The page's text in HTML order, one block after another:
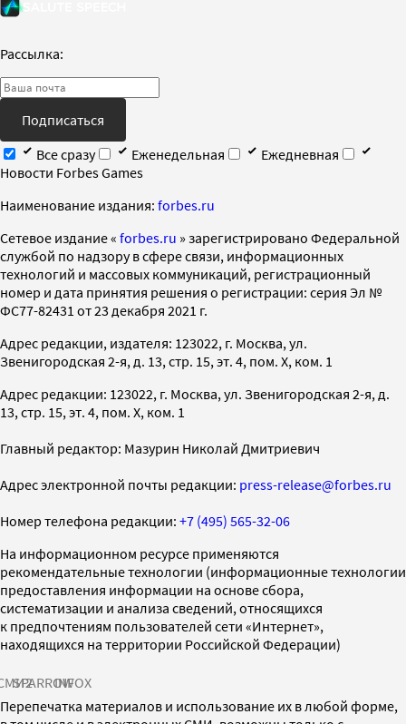
Рассылка:
Подписаться
Все сразу
Еженедельная
Ежедневная
Новости Forbes Games
Наименование издания: forbes.ru
Cетевое издание « forbes.ru » зарегистрировано Федеральной
службой по надзору в сфере связи, информационных
технологий и массовых коммуникаций, регистрационный
номер и дата принятия решения о регистрации: серия Эл №
ФС77-82431 от 23 декабря 2021 г.
Адрес редакции, издателя: 123022, г. Москва, ул.
Звенигородская 2-я, д. 13, стр. 15, эт. 4, пом. X, ком. 1
Адрес редакции: 123022, г. Москва, ул. Звенигородская 2-я, д.
13, стр. 15, эт. 4, пом. X, ком. 1
Главный редактор: Мазурин Николай Дмитриевич
Адрес электронной почты редакции: press-release@forbes.ru
Номер телефона редакции: +7 (495) 565-32-06
На информационном ресурсе применяются
рекомендательные технологии (информационные технологии
предоставления информации на основе сбора,
систематизации и анализа сведений, относящихся
к предпочтениям пользователей сети «Интернет»,
находящихся на территории Российской Федерации)
SPARROWINFOX
Перепечатка материалов и использование их в любой форме,